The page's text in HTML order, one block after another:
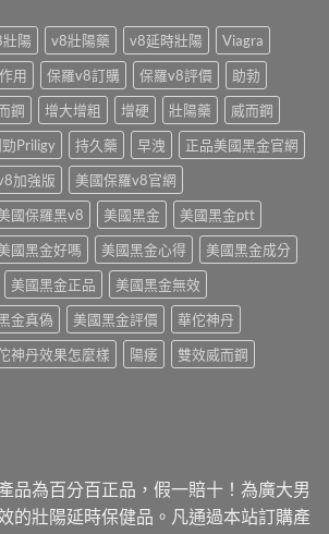
陽 v8壯陽藥 v8延時壯陽
Viagra
用 保羅v8訂購 保羅v8評價
助勃
鋼 增大增粗 增硬 壯陽藥
威而鋼
Priligy 持久藥 早洩
正品美國黑金官網
加強版
美國保羅v8官網
國保羅黑v8 美國黑金
美國黑金ptt
國黑金好嗎 美國黑金心得
美國黑金成分
美國黑金正品
美國黑金無效
金真偽 美國黑金評價
華佗神丹
神丹效果怎麼樣 陽痿 雙效威而鋼
品為百分百正品，假一賠十！為廣大男
的壯陽延時保健品。凡通過本站訂購產